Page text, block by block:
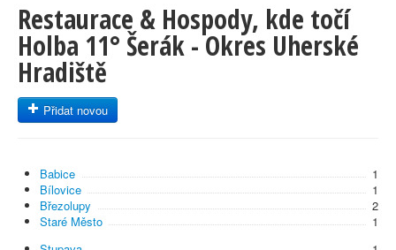
Restaurace & Hospody, kde točí
Holba 11° Šerák - Okres Uherské
Hradiště
Přidat novou
Babice
1
Bílovice
1
Březolupy
2
Staré Město
1